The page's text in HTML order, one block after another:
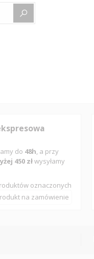
do 48h, a przy
450 złwysyłamy
oznaczonych
na zamówienie